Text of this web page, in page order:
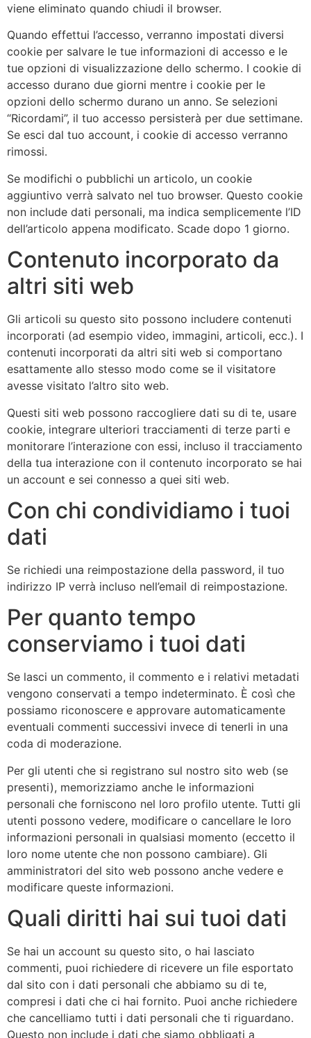
viene eliminato quando chiudi il browser.
Quando effettui l’accesso, verranno impostati diversi
cookie per salvare le tue informazioni di accesso e le
tue opzioni di visualizzazione dello schermo. I cookie di
accesso durano due giorni mentre i cookie per le
opzioni dello schermo durano un anno. Se selezioni
“Ricordami”, il tuo accesso persisterà per due settimane.
Se esci dal tuo account, i cookie di accesso verranno
rimossi.
Se modifichi o pubblichi un articolo, un cookie
aggiuntivo verrà salvato nel tuo browser. Questo cookie
non include dati personali, ma indica semplicemente l’ID
dell’articolo appena modificato. Scade dopo 1 giorno.
Contenuto incorporato da
altri siti web
Gli articoli su questo sito possono includere contenuti
incorporati (ad esempio video, immagini, articoli, ecc.). I
contenuti incorporati da altri siti web si comportano
esattamente allo stesso modo come se il visitatore
avesse visitato l’altro sito web.
Questi siti web possono raccogliere dati su di te, usare
cookie, integrare ulteriori tracciamenti di terze parti e
monitorare l’interazione con essi, incluso il tracciamento
della tua interazione con il contenuto incorporato se hai
un account e sei connesso a quei siti web.
Con chi condividiamo i tuoi
dati
Se richiedi una reimpostazione della password, il tuo
indirizzo IP verrà incluso nell’email di reimpostazione.
Per quanto tempo
conserviamo i tuoi dati
Se lasci un commento, il commento e i relativi metadati
vengono conservati a tempo indeterminato. È così che
possiamo riconoscere e approvare automaticamente
eventuali commenti successivi invece di tenerli in una
coda di moderazione.
Per gli utenti che si registrano sul nostro sito web (se
presenti), memorizziamo anche le informazioni
personali che forniscono nel loro profilo utente. Tutti gli
utenti possono vedere, modificare o cancellare le loro
informazioni personali in qualsiasi momento (eccetto il
loro nome utente che non possono cambiare). Gli
amministratori del sito web possono anche vedere e
modificare queste informazioni.
Quali diritti hai sui tuoi dati
Se hai un account su questo sito, o hai lasciato
commenti, puoi richiedere di ricevere un file esportato
dal sito con i dati personali che abbiamo su di te,
compresi i dati che ci hai fornito. Puoi anche richiedere
che cancelliamo tutti i dati personali che ti riguardano.
Questo non include i dati che siamo obbligati a